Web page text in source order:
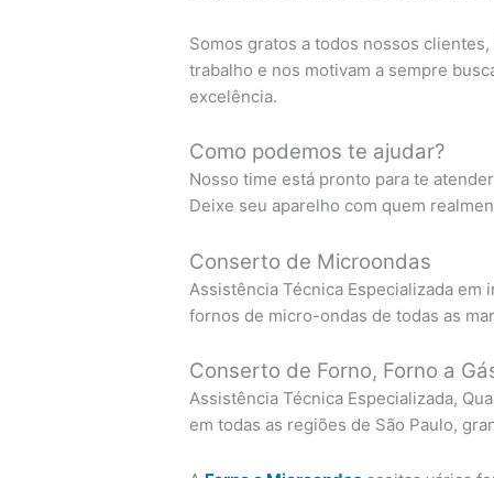
Somos gratos a todos nossos
trabalho e nos motivam a sempre
excelência.
Como podemos te ajudar?
Nosso time está pronto para te
Deixe seu aparelho com quem
Conserto de Microondas
Assistência Técnica Especializada em
fornos de micro-ondas de todas as
Conserto de Forno, Forno a
Assistência Técnica Especializada,
em todas as regiões de São Paulo,